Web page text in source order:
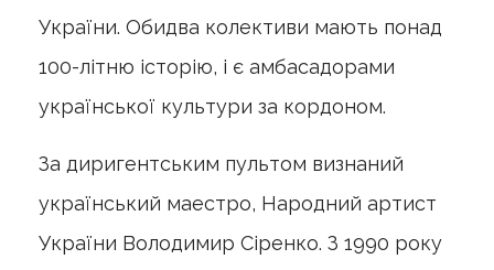
України. Обидва колективи мають понад
100-літню історію, і є амбасадорами
української культури за кордоном.
За диригентським пультом визнаний
український маестро, Народний артист
України Володимир Сіренко. З 1990 року